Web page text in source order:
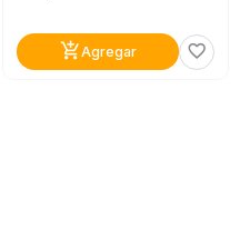
add_shopping_cartAgregar favorite_border